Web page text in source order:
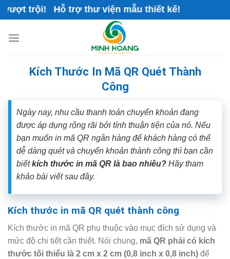
Skip
to
trội! Hỗ trợ thư viện mẫu thiết kế!
Kích Thước In Mã QR Quét Thành
Công
Ngày nay, nhu cầu thanh toán chuyển khoản đang
được áp dụng rộng rãi bởi tính thuận tiện của nó. Nếu
bạn muốn in mã QR ngân hàng để khách hàng có thể
dễ dàng quét và chuyển khoản thành công thì bạn cần
biếtkích thước in mã QR là bao nhiêu? Hãy tham
khảo bài viết sau đây.
Kích thước in mã QR quét thành công
Kích thước in mã QR phụ thuộc vào mục đích sử dụng và
mức độ chi tiết cần thiết. Nói chung, mã QR phải có kích
thước tối thiểu là 2 cm x 2 cm (0,8 inch x 0,8 inch) để